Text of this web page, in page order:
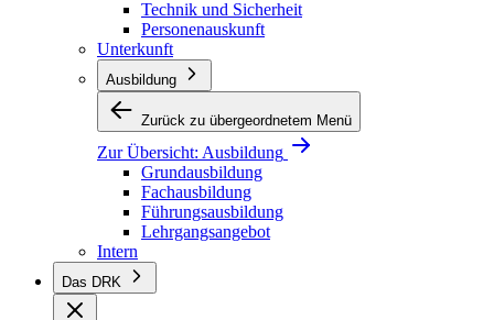
Technik und Sicherheit
Personenauskunft
Unterkunft
Ausbildung
Zurück zu übergeordnetem Menü
Zur Übersicht: Ausbildung
Grundausbildung
Fachausbildung
Führungsausbildung
Lehrgangsangebot
Intern
Das DRK